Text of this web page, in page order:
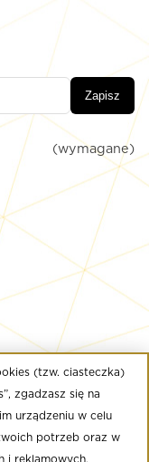
Zapisz
(wymagane)
(tzw. ciasteczka)
zgadzasz się na
urządzeniu w celu
potrzeb oraz w
i reklamowych.